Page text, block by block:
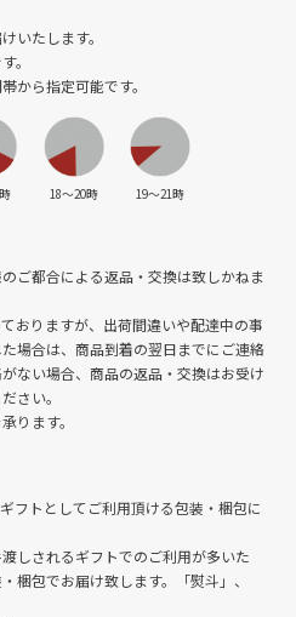
いたします。
。
から指定可能です。
18〜20時 19〜21時
ご都合による返品・交換は致しかねま
おりますが、出荷間違いや配達中の事
場合は、商品到着の翌日までにご連絡
ない場合、商品の返品・交換はお受け
さい。
ります。
フトとしてご利用頂ける包装・梱包に
しされるギフトでのご利用が多いた
梱包でお届け致します。「熨斗」、